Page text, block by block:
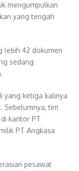
mengumpulkan
yang tengah
lebih 42 dokumen
sedang
yang ketiga kalinya
Sebelumnya, tim
kantor PT
PT Angkasa
pesawat